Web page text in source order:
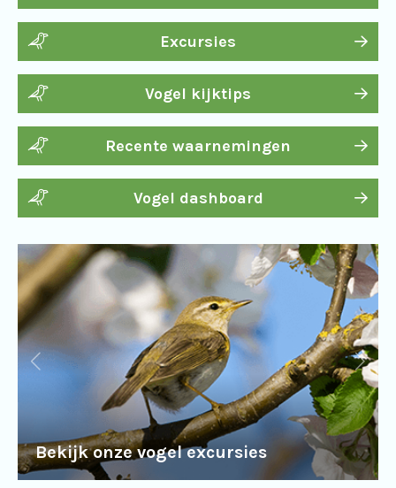
Excursies
Vogel kijktips
Recente waarnemingen
Vogel dashboard
Bekijk onze vogel excursies